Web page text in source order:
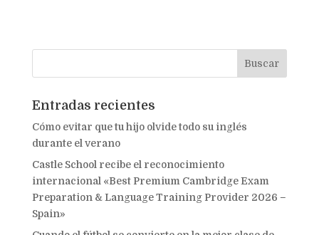
Entradas recientes
Cómo evitar que tu hijo olvide todo su inglés
durante el verano
Castle School recibe el reconocimiento
internacional «Best Premium Cambridge Exam
Preparation & Language Training Provider 2026 –
Spain»